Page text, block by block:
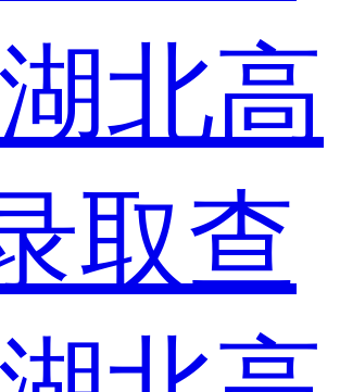
湖北高
取查